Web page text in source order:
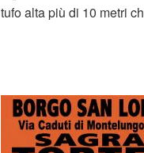
tufo alta più di 10 metri